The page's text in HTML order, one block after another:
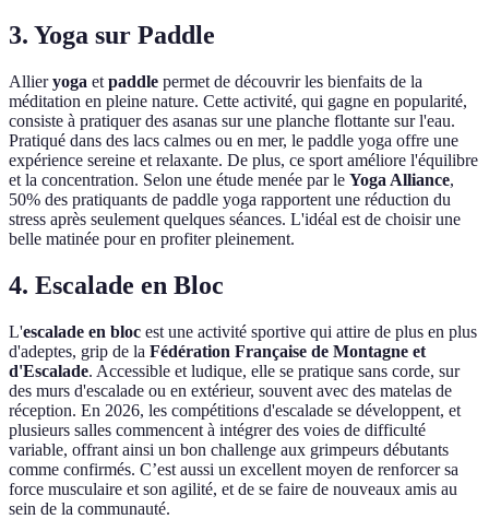
3. Yoga sur Paddle
Allieryoga et paddle permet de découvrir les bienfaits de la
méditation en pleine nature. Cette activité, qui gagne en popularité,
consiste à pratiquer des asanas sur une planche flottante sur l'eau.
Pratiqué dans des lacs calmes ou en mer, le paddle yoga offre une
expérience sereine et relaxante. De plus, ce sport améliore l'équilibre
et la concentration. Selon une étude menée par le Yoga Alliance,
50% des pratiquants de paddle yoga rapportent une réduction du
stress après seulement quelques séances. L'idéal est de choisir une
belle matinée pour en profiter pleinement.
4. Escalade en Bloc
L'escalade en bloc est une activité sportive qui attire de plus en plus
d'adeptes, grip de la Fédération Française de Montagne et
d'Escalade. Accessible et ludique, elle se pratique sans corde, sur
des murs d'escalade ou en extérieur, souvent avec des matelas de
réception. En 2026, les compétitions d'escalade se développent, et
plusieurs salles commencent à intégrer des voies de difficulté
variable, offrant ainsi un bon challenge aux grimpeurs débutants
comme confirmés. C’est aussi un excellent moyen de renforcer sa
force musculaire et son agilité, et de se faire de nouveaux amis au
sein de la communauté.